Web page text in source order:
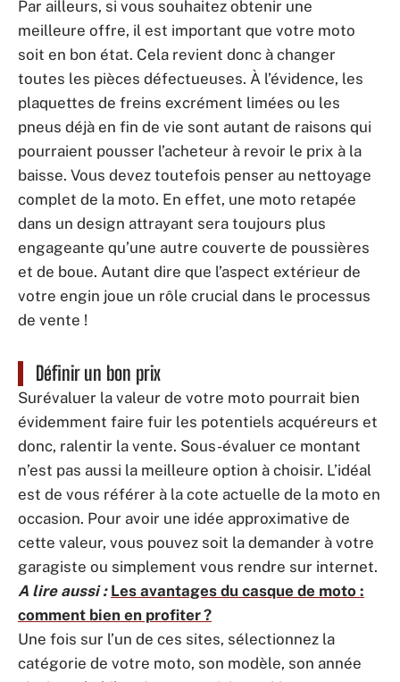
Par ailleurs, si vous souhaitez obtenir une
meilleure offre, il est important que votre moto
soit en bon état. Cela revient donc à changer
toutes les pièces défectueuses. À l’évidence, les
plaquettes de freins excrément limées ou les
pneus déjà en fin de vie sont autant de raisons qui
pourraient pousser l’acheteur à revoir le prix à la
baisse. Vous devez toutefois penser au nettoyage
complet de la moto. En effet, une moto retapée
dans un design attrayant sera toujours plus
engageante qu’une autre couverte de poussières
et de boue. Autant dire que l’aspect extérieur de
votre engin joue un rôle crucial dans le processus
de vente !
Définir un bon prix
Surévaluer la valeur de votre moto pourrait bien
évidemment faire fuir les potentiels acquéreurs et
donc, ralentir la vente. Sous-évaluer ce montant
n’est pas aussi la meilleure option à choisir. L’idéal
est de vous référer à la cote actuelle de la moto en
occasion. Pour avoir une idée approximative de
cette valeur, vous pouvez soit la demander à votre
garagiste ou simplement vous rendre sur internet.
A lire aussi : Les avantages du casque de moto :
comment bien en profiter ?
Une fois sur l’un de ces sites, sélectionnez la
catégorie de votre moto, son modèle, son année